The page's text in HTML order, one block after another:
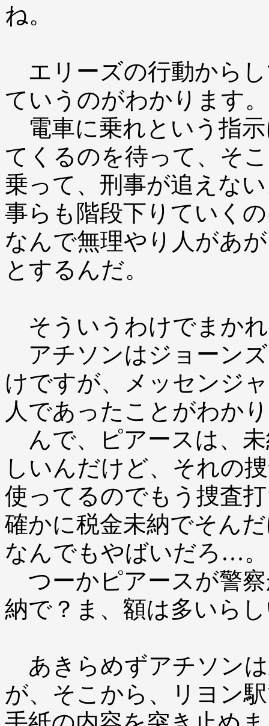
ね。
エリーズの行動から
ていうのがわかります。
電車に乗れという指
てくるのを待って、そ
乗って、刑事が追えな
事らも階段下りていく
なんで無理やり人があ
とするんだ。
そういうわけでまか
アチソンはジョーン
けですが、メッセンジ
人であったことがわか
んで、ピアースは、
しいんだけど、それの
使ってるのでもう捜査
確かに税金未納でそん
なんでもやばいだろ…。
つーかピアースが警
納で？ま、額は多いら
あきらめずアチソン
が、そこから、リヨン